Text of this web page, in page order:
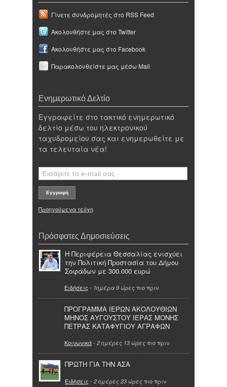
Γίνετε συνδρομητές στο RSS Feed
Ακολουθήστε μας στο Twitter
Ακολουθήστε μας στο Facebook
Παρακολουθείστε μας μέσω Mail
Ενημερωτικό Δελτίο
Εγγραφείτε στο τακτικό ενημερωτικό
δελτίο μέσω του ηλεκτρονικού
ταχυδρομείου σας και ενημερωθείτε με
τα τελευταία νέα!
Προηγούμενα τεύχη
Πρόσφατες Δημοσιεύσεις
Η Περιφέρεια Θεσσαλίας ενισχύει
την Πολιτική Προστασία του Δήμου
Σοφάδων με 300.000 ευρώ
Ειδήσεις - 1ημέρα 9 ώρες πιο πριν
ΠΡΟΓΡΑΜΜΑ ΙΕΡΩΝ ΑΚΟΛΟΥΘΙΩΝ
ΜΗΝΟΣ ΑΥΓΟΥΣΤΟΥ ΙΕΡΑΣ ΜΟΝΗΣ
ΠΕΤΡΑΣ ΚΑΤΑΦΥΓΙΟΥ ΑΓΡΑΦΩΝ
Κοινωνικά- 2 ημέρες 13 ώρες πιο πριν
ΠΡΩΤΗ ΓΙΑ ΤΗΝ ΑΣΑ
Ειδήσεις - 2 ημέρες 23 ώρες πιο πριν